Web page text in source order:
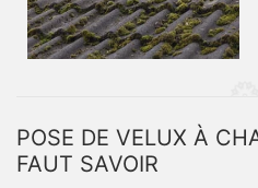
POSE DE VELUX À
FAUT SAVOIR